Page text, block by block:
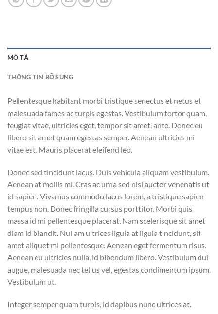
MÔ TẢ
THÔNG TIN BỔ SUNG
Pellentesque habitant morbi tristique senectus et netus et
malesuada fames ac turpis egestas. Vestibulum tortor quam,
feugiat vitae, ultricies eget, tempor sit amet, ante. Donec eu
libero sit amet quam egestas semper. Aenean ultricies mi
vitae est. Mauris placerat eleifend leo.
Donec sed tincidunt lacus. Duis vehicula aliquam vestibulum.
Aenean at mollis mi. Cras ac urna sed nisi auctor venenatis ut
id sapien. Vivamus commodo lacus lorem, a tristique sapien
tempus non. Donec fringilla cursus porttitor. Morbi quis
massa id mi pellentesque placerat. Nam scelerisque sit amet
diam id blandit. Nullam ultrices ligula at ligula tincidunt, sit
amet aliquet mi pellentesque. Aenean eget fermentum risus.
Aenean eu ultricies nulla, id bibendum libero. Vestibulum dui
augue, malesuada nec tellus vel, egestas condimentum ipsum.
Vestibulum ut.
Integer semper quam turpis, id dapibus nunc ultrices at.